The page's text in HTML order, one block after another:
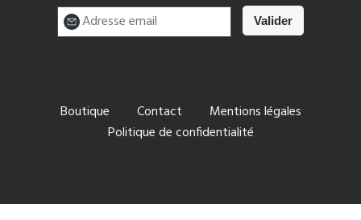
Boutique Contact
Mentions légales
Politique de confidentialité